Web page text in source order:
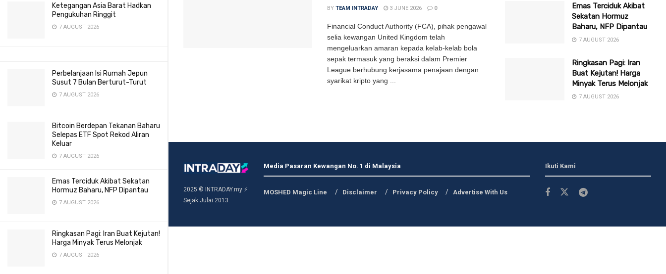
Ketegangan Asia Barat Hadkan
Pengukuhan Ringgit
7 AUGUST 2026
Perbelanjaan Isi Rumah Jepun
Susut 7 Bulan Berturut-Turut
7 AUGUST 2026
Bitcoin Berdepan Tekanan Baharu
Selepas ETF Spot Rekod Aliran
Keluar
7 AUGUST 2026
Emas Terciduk Akibat Sekatan
Hormuz Baharu, NFP Dipantau
7 AUGUST 2026
Ringkasan Pagi: Iran Buat Kejutan!
Harga Minyak Terus Melonjak
7 AUGUST 2026
BY TEAM INTRADAY 3 JUNE 2026 0
Financial Conduct Authority (FCA), pihak pengawal
selia kewangan United Kingdom telah
mengeluarkan amaran kepada kelab-kelab bola
sepak termasuk yang beraksi dalam Premier
League berhubung kerjasama penajaan dengan
syarikat kripto yang ...
Emas Terciduk Akibat
Sekatan Hormuz
Baharu, NFP Dipantau
7 AUGUST 2026
Ringkasan Pagi: Iran
Buat Kejutan! Harga
Minyak Terus Melonjak
7 AUGUST 2026
2025 © INTRADAY.my ⚡
Sejak Julai 2013.
Media Pasaran Kewangan No. 1 di Malaysia
MOSHED Magic Line Disclaimer Privacy Policy Advertise With Us
Ikuti Kami